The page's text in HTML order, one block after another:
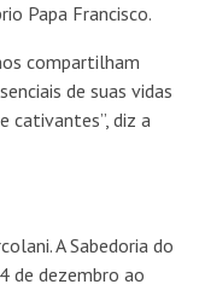
Papa Francisco.
compartilham
de suas vidas
cativantes”, diz a
A Sabedoria do
de dezembro ao